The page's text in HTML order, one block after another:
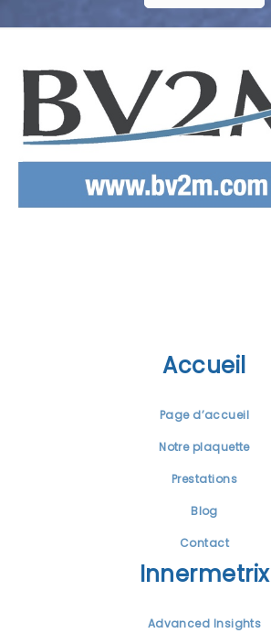
Accueil
Page d’accueil
Notre plaquette
Prestations
Blog
Contact
Innermetrix
Advanced Insights